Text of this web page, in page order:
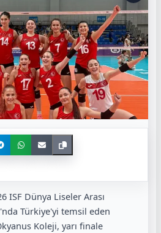
ISF Dünya Liseler Arası
Türkiye'yi temsil eden
Koleji, yarı finale